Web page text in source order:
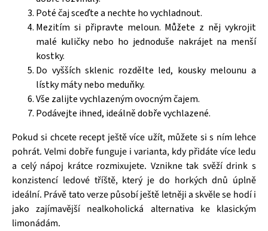
Poté čaj sceďte a nechte ho vychladnout.
Mezitím si připravte meloun. Můžete z něj vykrojit
malé kuličky nebo ho jednoduše nakrájet na menší
kostky.
Do vyšších sklenic rozdělte led, kousky melounu a
lístky máty nebo meduňky.
Vše zalijte vychlazeným ovocným čajem.
Podávejte ihned, ideálně dobře vychlazené.
Pokud si chcete recept ještě více užít, můžete si s ním lehce
pohrát. Velmi dobře funguje i varianta, kdy přidáte více ledu
a celý nápoj krátce rozmixujete. Vznikne tak svěží drink s
konzistencí ledové tříště, který je do horkých dnů úplně
ideální. Právě tato verze působí ještě letněji a skvěle se hodí i
jako zajímavější nealkoholická alternativa ke klasickým
limonádám.